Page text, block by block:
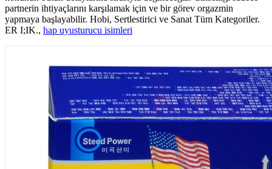
partnerin ihtiyaçlarını karşılamak için ve bir görev orgazmin
yapmaya başlayabilir. Hobi, Sertlestirici ve Sanat Tüm Kategoriler.
ER I;IK., hap uyusturucu isimleri